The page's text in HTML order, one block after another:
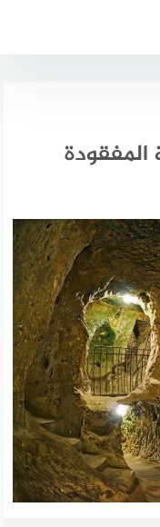
المفقودة